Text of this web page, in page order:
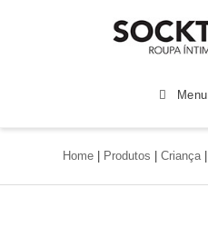
Menu
Home| Produtos Criança|